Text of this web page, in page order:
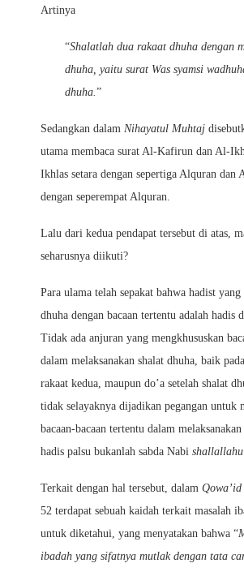
Artinya
“Shalatlah dua rakaat dhuha dengan
dhuha, yaitu surat Was syamsi
dhuha.”
Sedangkan dalam Nihayatul Muhtaj
utama membaca surat Al-Kafirun dan Al-
Ikhlas setara dengan sepertiga Alquran dan
dengan seperempat Alquran.
Lalu dari kedua pendapat tersebut di atas,
seharusnya diikuti?
Para ulama telah sepakat bahwa hadist
dhuha dengan bacaan tertentu adalah hadis
Tidak ada anjuran yang mengkhususkan
dalam melaksanakan shalat dhuha, baik
rakaat kedua, maupun do’a setelah shalat
tidak selayaknya dijadikan pegangan untuk
bacaan-bacaan tertentu dalam
hadis palsu bukanlah sabda Nabi
Terkait dengan hal tersebut, dalam
52 terdapat sebuah kaidah terkait masalah
untuk diketahui, yang menyatakan bahwa “
ibadah yang sifatnya mutlak dengan tata